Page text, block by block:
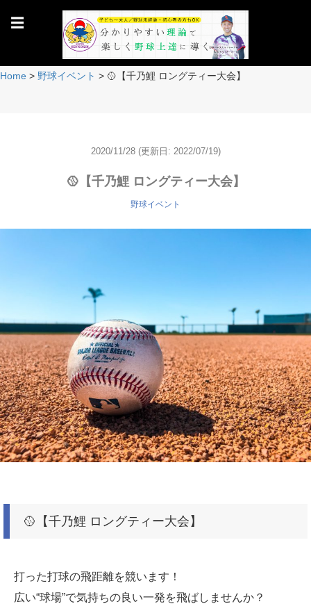
☰
Home > 野球イベント > 🥎【千乃鯉 ロングティー大会】
2020/11/28 (更新日: 2022/07/19)
🥎【千乃鯉 ロングティー大会】
野球イベント
🥎【千乃鯉 ロングティー大会】
打った打球の飛距離を競います！
広い“球場”で気持ちの良い一発を飛ばしませんか？